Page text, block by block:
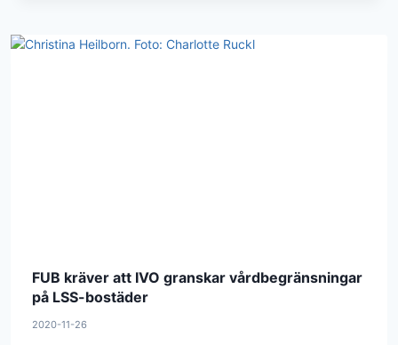
FUB kräver att IVO granskar vårdbegränsningar
på LSS-bostäder
2020-11-26